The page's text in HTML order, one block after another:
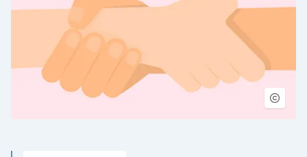
Mitglieder-Login
Profil anlegen
Online-Archiv